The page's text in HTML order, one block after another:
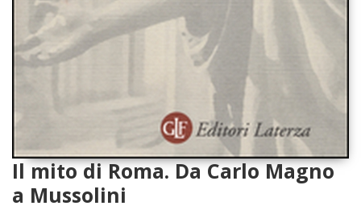
Il mito di Roma. Da Carlo Magno
a Mussolini